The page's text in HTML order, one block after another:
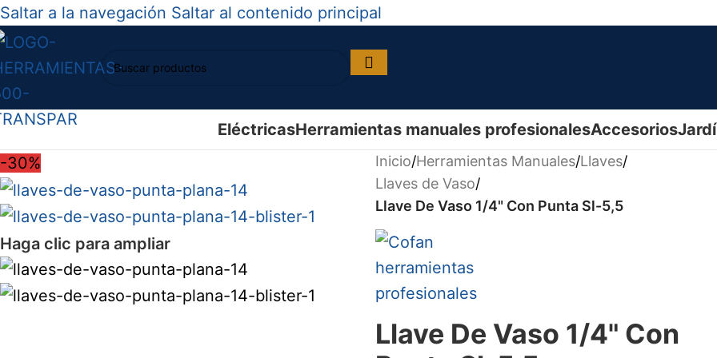
Saltar a la navegación Saltar al contenido principal
EléctricasHerramientas manuales profesionalesAccesorios
-30%
Haga clic para ampliar
Inicio/Herramientas Manuales/Llaves/
Llaves de Vaso/
Llave De Vaso 1/4" Con Punta Sl-5,5
Llave De Vaso 1/4" Con